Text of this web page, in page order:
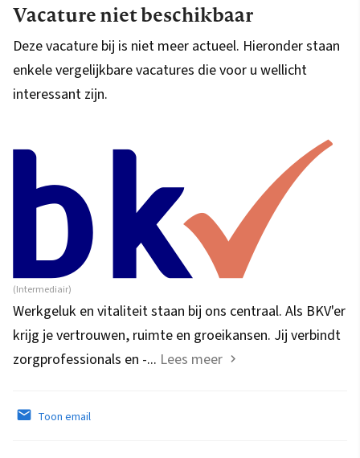
Vacature niet beschikbaar
Deze vacature bij is niet meer actueel. Hieronder staan
enkele vergelijkbare vacatures die voor u wellicht
interessant zijn.
(Intermediair)
Werkgeluk en vitaliteit staan bij ons centraal. Als BKV'er
krijg je vertrouwen, ruimte en groeikansen. Jij verbindt
zorgprofessionals en -... Lees meer
Toon email